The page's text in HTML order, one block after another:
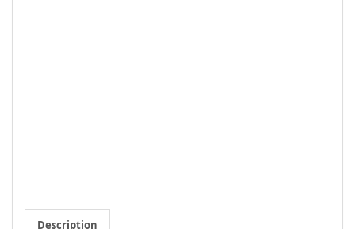
Description